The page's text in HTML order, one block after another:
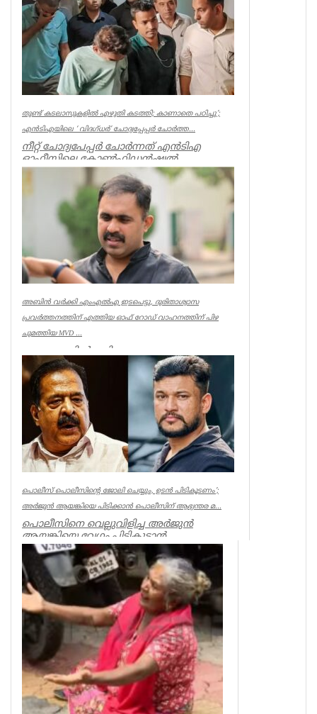
Kerala
തുണ്ട് കടലാസുകളില്‍ എഴുതി കടത്തി; കാണാതെ പഠിച്ചു’;
എന്‍ടിഎയിലെ ‘ വിദഗ്ധര്‍’ ചോദ്യപ്പേപ്പര്‍ ചോര്‍ത്ത...
നീറ്റ് ചോദ്യപേപ്പര്‍ ചോര്‍ന്നത് എന്‍ടിഎ
ഓഫീസിലെ കോണ്‍ഫിഡന്‍ഷ്യല്‍
സെക്ഷനില്‍ നിന്ന് എന്ന് സിബിഐ. എന...
Kerala
അബിൻ വർക്കി എംഎൽഎ ഇടപെട്ടു, ദുരിതാശ്വാസ
പ്രവർത്തനത്തിന് എത്തിയ ഓഫ് റോഡ് വാഹനത്തിന് പിഴ
ചുമത്തിയ MVD ...
ആറന്മുളയിൽ ദുരിതാശ്വാസ
പ്രവർത്തനത്തിന് എത്തിയ ഓഫ് റോഡ്
വാഹനത്തിന് മോട്ടോർ വെഹിക്കിൾ
ഇൻസ്പെക്ടർ പിഴ ...
Kerala
പൊലീസ് പൊലീസിന്റെ ജോലി ചെയ്യും, ഉടന്‍ പിടികൂടണം’;
അര്‍ജുന്‍ ആയങ്കിയെ പിടിക്കാന്‍ പൊലീസിന് ആഭ്യന്തര മ...
പൊലീസിനെ വെല്ലുവിളിച്ച അര്‍ജുന്‍
ആയങ്കിയെ വേഗം പിടികൂടാന്‍
ആഭ്യന്തരമന്ത്രി രമേശ് ചെന്നിത്തലയുടെ
നിര...
Kerala